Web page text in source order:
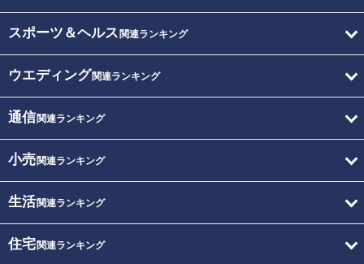
スポーツ＆ヘルス 関連ランキング
ウエディング関連ランキング
通信関連ランキング
小売関連ランキング
生活関連ランキング
住宅関連ランキング